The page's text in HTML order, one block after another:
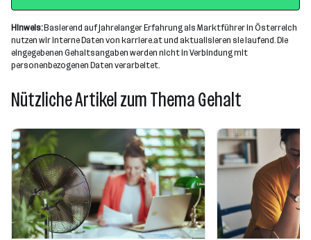
Hinweis:Basierend auf jahrelanger Erfahrung als Marktführer in Österreich
nutzen wir interne Daten von karriere.at und aktualisieren sie laufend. Die
eingegebenen Gehaltsangaben werden nicht in Verbindung mit
personenbezogenen Daten verarbeitet.
Nützliche Artikel zum Thema Gehalt